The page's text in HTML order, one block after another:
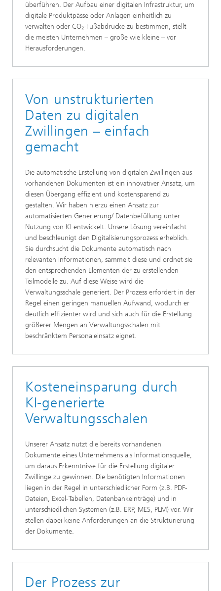
überführen. Der Aufbau einer digitalen Infrastruktur, um
digitale Produktpässe oder Anlagen einheitlich zu
verwalten oder CO₂-Fußabdrücke zu bestimmen, stellt
die meisten Unternehmen – große wie kleine – vor
Herausforderungen.
Von unstrukturierten
Daten zu digitalen
Zwillingen – einfach
gemacht
Die automatische Erstellung von digitalen Zwillingen aus
vorhandenen Dokumenten ist ein innovativer Ansatz, um
diesen Übergang effizient und kostensparend zu
gestalten. Wir haben hierzu einen Ansatz zur
automatisierten Generierung/ Datenbefüllung unter
Nutzung von KI entwickelt. Unsere Lösung vereinfacht
und beschleunigt den Digitalisierungsprozess erheblich.
Sie durchsucht die Dokumente automatisch nach
relevanten Informationen, sammelt diese und ordnet sie
den entsprechenden Elementen der zu erstellenden
Teilmodelle zu. Auf diese Weise wird die
Verwaltungsschale generiert. Der Prozess erfordert in der
Regel einen geringen manuellen Aufwand, wodurch er
deutlich effizienter wird und sich auch für die Erstellung
größerer Mengen an Verwaltungsschalen mit
beschränktem Personaleinsatz eignet.
Kosteneinsparung durch
KI-generierte
Verwaltungsschalen
Unserer Ansatz nutzt die bereits vorhandenen
Dokumente eines Unternehmens als Informationsquelle,
um daraus Erkenntnisse für die Erstellung digitaler
Zwillinge zu gewinnen. Die benötigten Informationen
liegen in der Regel in unterschiedlicher Form (z.B. PDF-
Dateien, Excel-Tabellen, Datenbankeinträge) und in
unterschiedlichen Systemen (z.B. ERP, MES, PLM) vor. Wir
stellen dabei keine Anforderungen an die Strukturierung
der Dokumente.
Der Prozess zur